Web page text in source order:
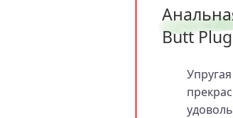
Butt Plug